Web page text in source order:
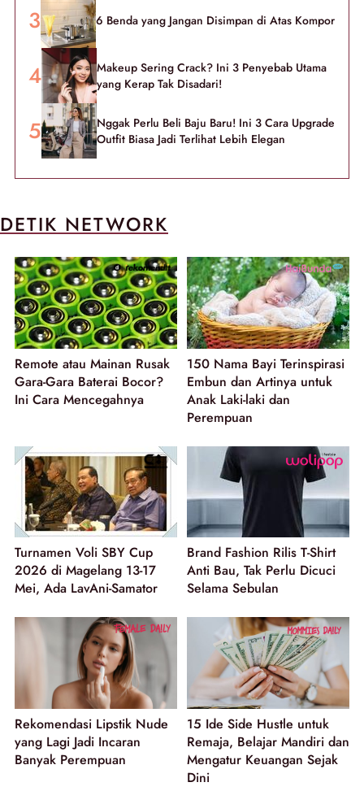
6 Benda yang Jangan Disimpan di Atas Kompor
Makeup Sering Crack? Ini 3 Penyebab Utama
yang Kerap Tak Disadari!
Nggak Perlu Beli Baju Baru! Ini 3 Cara Upgrade
Outfit Biasa Jadi Terlihat Lebih Elegan
DETIK NETWORK
Remote atau Mainan Rusak
Gara-Gara Baterai Bocor?
Ini Cara Mencegahnya
150 Nama Bayi Terinspirasi
Embun dan Artinya untuk
Anak Laki-laki dan
Perempuan
Turnamen Voli SBY Cup
2026 di Magelang 13-17
Mei, Ada LavAni-Samator
Brand Fashion Rilis T-Shirt
Anti Bau, Tak Perlu Dicuci
Selama Sebulan
Rekomendasi Lipstik Nude
yang Lagi Jadi Incaran
Banyak Perempuan
15 Ide Side Hustle untuk
Remaja, Belajar Mandiri dan
Mengatur Keuangan Sejak
Dini